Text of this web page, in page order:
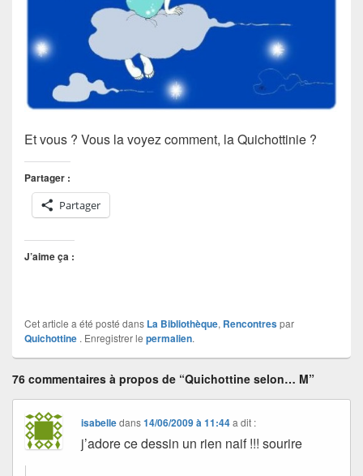
Et vous ? Vous la voyez comment, la Quichottinie ?
Partager :
Partager
J’aime ça :
Cet article a été posté dans La Bibliothèque, Rencontrespar
Quichottine . Enregistrer le permalien.
76 commentaires à propos de “Quichottine selon… M”
isabelledans14/06/2009 à 11:44 a dit :
j’adore ce dessin un rien naif !!! sourire